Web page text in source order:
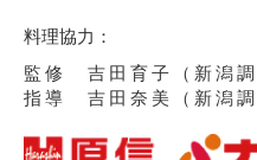
料理協力：
監修 吉田育子（新潟調
指導 吉田奈美（新潟調